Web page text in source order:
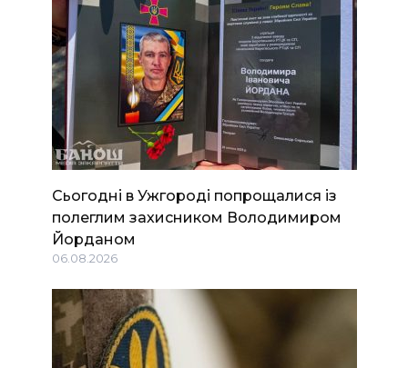
Сьогодні в Ужгороді попрощалися із
полеглим захисником Володимиром
Йорданом
06.08.2026